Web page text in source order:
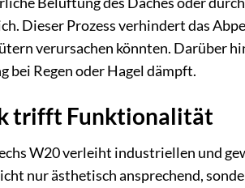
Dieser Prozess verhindert das
verursachen könnten. Darüber
bei Regen oder Hagel dämpft.
trifft Funktionalität
W20 verleiht industriellen und
nur ästhetisch ansprechend,